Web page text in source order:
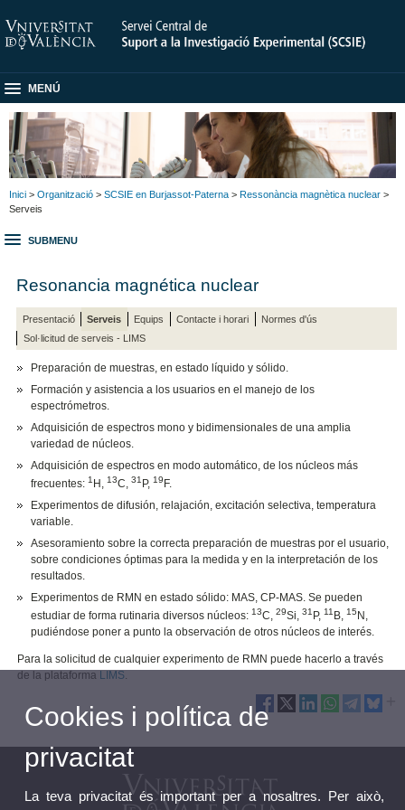
MENÚ
Inici > Organització > SCSIE en Burjassot-Paterna > Ressonància magnètica nuclear >
Serveis
SUBMENU
Resonancia magnética nuclear
Presentació Serveis Equips Contacte i horari
Normes d'ús
Sol·licitud de serveis - LIMS
Preparación de muestras, en estado líquido y sólido.
Formación y asistencia a los usuarios en el manejo de los
espectrómetros.
Adquisición de espectros mono y bidimensionales de una amplia
variedad de núcleos.
Adquisición de espectros en modo automático, de los núcleos más
frecuentes:1 H,13C,31 P,19 F.
Experimentos de difusión, relajación, excitación selectiva, temperatura
variable.
Asesoramiento sobre la correcta preparación de muestras por el usuario,
sobre condiciones óptimas para la medida y en la interpretación de los
resultados.
Experimentos de RMN en estado sólido: MAS, CP-MAS. Se pueden
estudiar de forma rutinaria diversos núcleos:13C,29Si,31 P,11 B,15 N,
pudiéndose poner a punto la observación de otros núcleos de interés.
Para la solicitud de cualquier experimento de RMN puede hacerlo a través
de la plataforma LIMS.
Cookies i política de
privacitat
La teva privacitat és important per a nosaltres. Per això,